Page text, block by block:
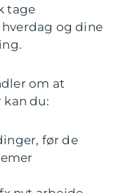
tage
og dine
om at
du:
før de